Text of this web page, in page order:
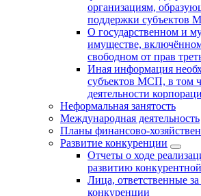
организациям,
поддержки субъектов
О государственном и
имуществе,
свободном от прав
Иная информация
субъектов МСП, в том
деятельности
Неформальная занятость
Международная деятельность
Планы финансово-
Развитие конкуренции
Отчеты о ходе
развитию
Лица, ответственные за
конкуренции